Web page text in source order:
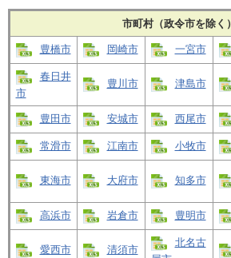
市町村（政令市を除く）
豊橋市 岡崎市 一宮市
春日井
市
豊川市 津島市
豊田市 安城市 西尾市
常滑市 江南市 小牧市
東海市 大府市 知多市
高浜市 岩倉市 豊明市
愛西市 清須市
北名古